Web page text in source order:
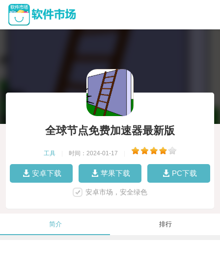
全球节点免费加速器最新版
工具 时间：2024-01-17
安卓下载 苹果下载 PC下载
安卓市场，安全绿色
简介 排行